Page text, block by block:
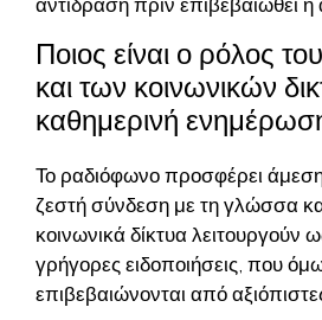
αντίδραση πριν επιβεβαιωθεί η
Ποιος είναι ο ρόλος
και των κοινωνικών
καθημερινή
Το ραδιόφωνο προσφέρει
ζεστή σύνδεση με τη γλώσσα
κοινωνικά δίκτυα λειτουργούν
γρήγορες ειδοποιήσεις, που
επιβεβαιώνονται από